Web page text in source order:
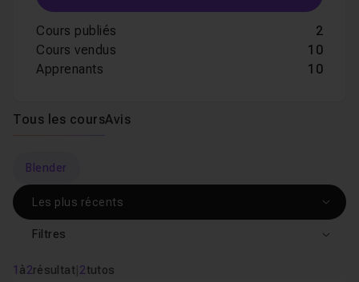
Cours publiés
2
Cours vendus
10
Apprenants
10
Tous les coursAvis
Blender
1 à2résultat| 2tutos
Filtres